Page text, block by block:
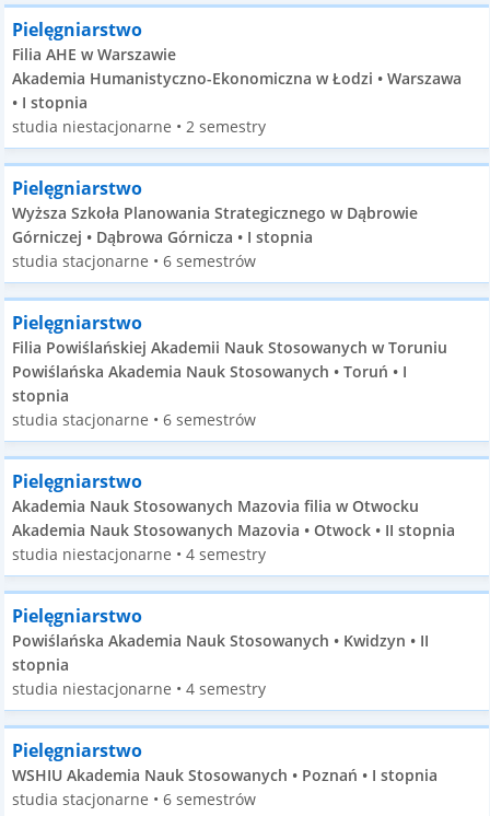
Pielęgniarstwo
Filia AHE w Warszawie
Akademia Humanistyczno-Ekonomiczna w Łodzi • Warszawa
• I stopnia
studia niestacjonarne • 2 semestry
Pielęgniarstwo
Wyższa Szkoła Planowania Strategicznego w Dąbrowie
Górniczej • Dąbrowa Górnicza • I stopnia
studia stacjonarne • 6 semestrów
Pielęgniarstwo
Filia Powiślańskiej Akademii Nauk Stosowanych w Toruniu
Powiślańska Akademia Nauk Stosowanych • Toruń • I
stopnia
studia stacjonarne • 6 semestrów
Pielęgniarstwo
Akademia Nauk Stosowanych Mazovia filia w Otwocku
Akademia Nauk Stosowanych Mazovia • Otwock • II stopnia
studia niestacjonarne • 4 semestry
Pielęgniarstwo
Powiślańska Akademia Nauk Stosowanych • Kwidzyn • II
stopnia
studia niestacjonarne • 4 semestry
Pielęgniarstwo
WSHIU Akademia Nauk Stosowanych • Poznań • I stopnia
studia stacjonarne • 6 semestrów